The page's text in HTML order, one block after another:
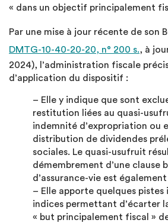
« dans un objectif principalement
Par une mise à jour récente de son
DMTG-10-40-20-20, n° 200 s., à
2024), l’administration fiscale
d’application du dispositif :
– Elle y indique que sont
restitution liées au quasi-
indemnité d’expropriation ou
distribution de dividendes
sociales. Le quasi-usufruit
démembrement d’une clause
d’assurance-vie est
– Elle apporte quelques pistes
indices permettant d’écarter
« but principalement fiscal »